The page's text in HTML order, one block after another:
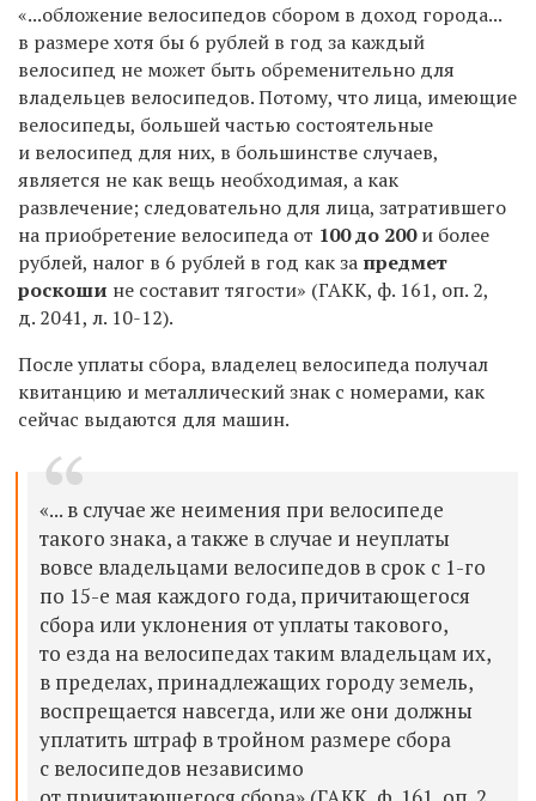
«...обложение велосипедов сбором в доход города...
в размере хотя бы 6 рублей в год за каждый
велосипед не может быть обременительно для
владельцев велосипедов. Потому, что лица, имеющие
велосипеды, большей частью состоятельные
и велосипед для них, в большинстве случаев,
является не как вещь необходимая, а как
развлечение; следовательно для лица, затратившего
на приобретение велосипеда от 100 до 200и более
рублей, налог в 6 рублей в год как за предмет
роскоши не составит тягости» (ГАКК, ф. 161, оп. 2,
д. 2041, л. 10-12).
После уплаты сбора, владелец велосипеда получал
квитанцию и металлический знак с номерами, как
сейчас выдаются для машин.
«... в случае же неимения при велосипеде
такого знака, а также в случае и неуплаты
вовсе владельцами велосипедов в срок с 1-го
по 15-е мая каждого года, причитающегося
сбора или уклонения от уплаты такового,
то езда на велосипедах таким владельцам их,
в пределах, принадлежащих городу земель,
воспрещается навсегда, или же они должны
уплатить штраф в тройном размере сбора
с велосипедов независимо